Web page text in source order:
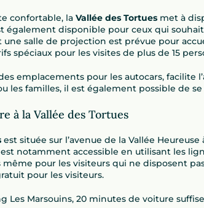
confortable, la Vallée des Tortues met à
également disponible pour ceux qui
une salle de projection est prévue pour
spéciaux pour les visites de plus de 15
emplacements pour les autocars, facilite
les familles, il est également possible de
à la Vallée des Tortues
est située sur l’avenue de la Vallée
notamment accessible en utilisant les
même pour les visiteurs qui ne disposent
pour les visiteurs.
Les Marsouins, 20 minutes de voiture